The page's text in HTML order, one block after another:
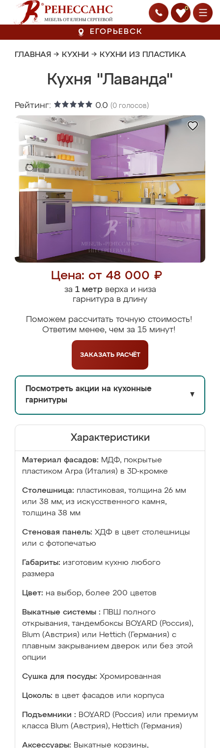
0
ЕГОРЬЕВСК
ГЛАВНАЯ → КУХНИ → КУХНИ ИЗ ПЛАСТИКА
Кухня "Лаванда"
Рейтинг: 0.0 (0 голосов)
Цена: от 48 000 ₽
за 1 метрверха и низа
гарнитура в длину
Поможем рассчитать точную стоимость!
Ответим менее, чем за 15 минут!
ЗАКАЗАТЬ РАСЧЁТ
Посмотреть акции на кухонные
гарнитуры
▼
Характеристики
Материал фасадов: МДФ, покрытые
пластиком Arpa (Италия) в 3D-кромке
Столешница: пластиковая, толщина 26 мм
или 38 мм; из искусственного камня,
толщина 38 мм
Стеновая панель: ХДФ в цвет столешницы
или с фотопечатью
Габариты: изготовим кухню любого
размера
Цвет: на выбор, более 200 цветов
Выкатные системы :
ПВШ полного
открывания, тандембоксы BOYARD (Россия),
Blum (Австрия) или Hettich (Германия) с
плавным закрыванием дверок или без этой
опции
Сушка для посуды: Хромированная
Цоколь: в цвет фасадов или корпуса
Подъемники : BOYARD (Россия) или премиум
класса Blum (Австрия), Hettich (Германия)
Аксессуары: Выкатные корзины,